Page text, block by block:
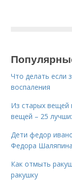
Что делать если
воспаления
Из старых вещей
вещей – 25
Дети федор
Федора
Как отмыть
ракушку